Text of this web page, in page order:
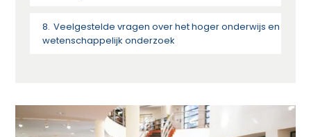
Veelgestelde vragen over het hoger onderwijs en
wetenschappelijk onderzoek